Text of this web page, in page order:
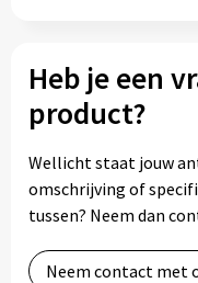
Heb je een
product?
Wellicht staat jouw
omschrijving of
tussen? Neem dan
Neem contact met